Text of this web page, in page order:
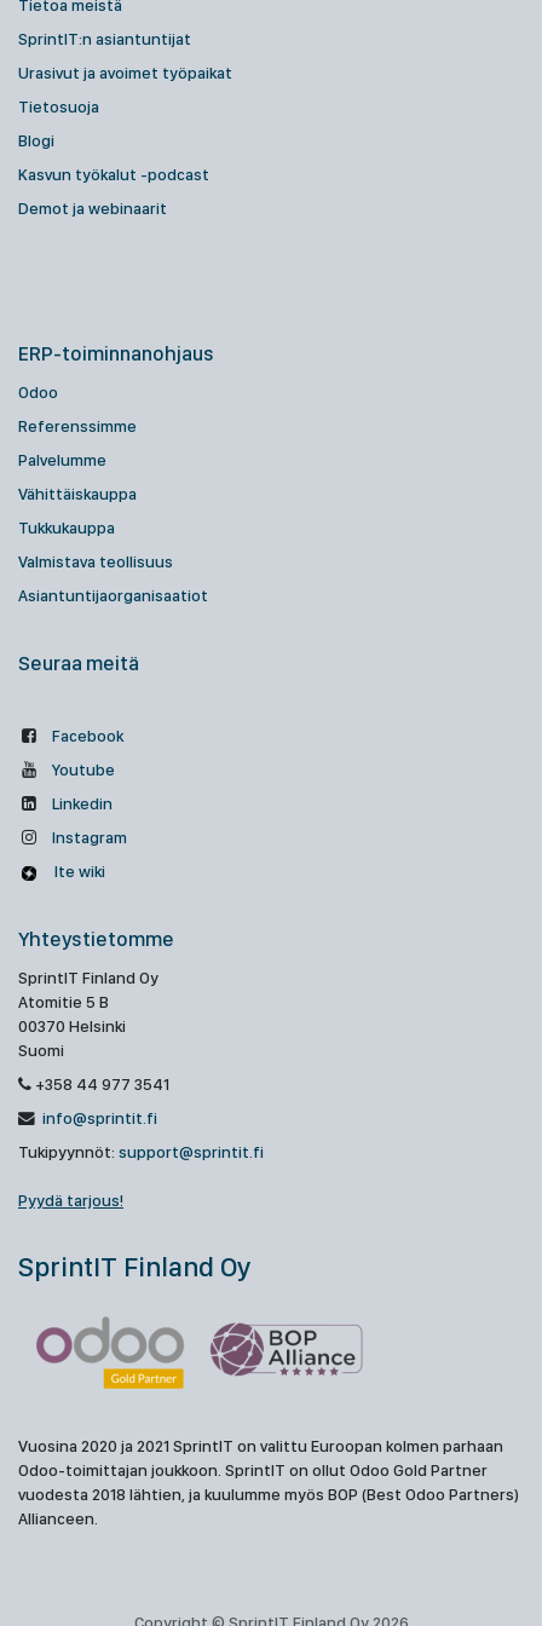
Tietoa meistä
SprintIT:n asiantuntijat
Urasivut ja avoimet työpaikat
Tietosuoja
Blogi
Kasvun työkalut -podcast
Demot ja webinaarit
ERP-toiminnanohjaus
Odoo
Referenssimme
Palvelumme
Vähittäiskauppa
Tukkukauppa
Valmistava teollisuus
Asiantuntijaorganisaatiot
Seuraa meitä
Facebook
Youtube
Linkedin
Instagram
Ite wiki
Yhteystietomme
SprintIT Finland Oy
Atomitie 5 B
00370 Helsinki
Suomi
+358 44 977 3541
info@sprintit.fi
Tukipyynnöt: support@sprintit.fi
Pyydä tarjous!
SprintIT Finland Oy
Vuosina 2020 ja 2021 SprintIT on valittu Euroopan kolmen parhaan
Odoo-toimittajan joukkoon. SprintIT on ollut Odoo Gold Partner
vuodesta 2018 lähtien, ja kuulumme myös BOP (Best Odoo Partners)
Allianceen.
Copyright © SprintIT Finland Oy 2026